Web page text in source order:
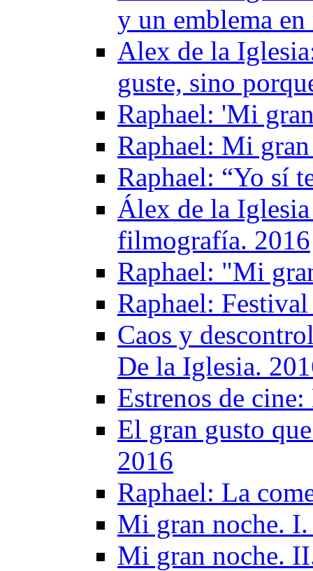
y un emblema
Alex de la
guste, sino
Raphael: 'Mi
Raphael: Mi
Raphael: “Yo sí
Álex de la
filmografía. 2016
Raphael: "Mi
Raphael:
Caos y
De la Iglesia.
Estrenos de
El gran gusto
2016
Raphael: La
Mi gran noche.
Mi gran noche.